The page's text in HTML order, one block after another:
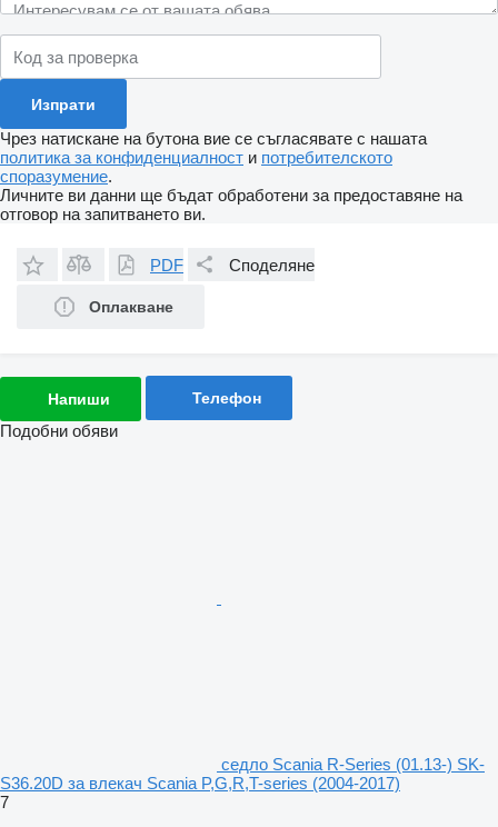
Чрез натискане на бутона вие се съгласявате с нашата
политика за конфиденциалност и потребителското
споразумение.
Личните ви данни ще бъдат обработени за предоставяне на
отговор на запитването ви.
PDF Споделяне
Оплакване
Напиши Телефон
Подобни обяви
седло Scania R-Series (01.13-) SK-
S36.20D за влекач Scania P,G,R,T-series (2004-2017)
7